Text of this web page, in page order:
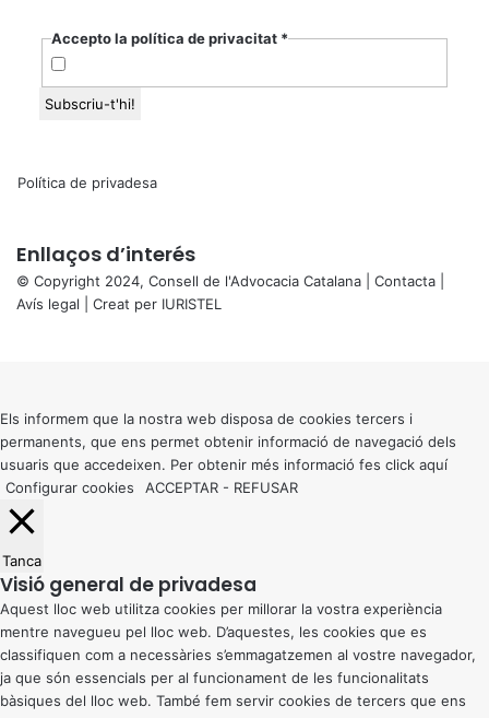
Accepto la política de privacitat *
Política de privadesa
Enllaços d’interés
© Copyright 2024, Consell de l'Advocacia Catalana | Contacta
Avís legal | Creat per IURISTEL
button
Els informem que la nostra web disposa de cookies tercers i
permanents, que ens permet obtenir informació de navegació dels
usuaris que accedeixen. Per obtenir més informació fes click aquí
Configurar cookies
ACCEPTAR - REFUSAR
Tanca
Visió general de privadesa
Aquest lloc web utilitza cookies per millorar la vostra experiència
mentre navegueu pel lloc web. D’aquestes, les cookies que es
classifiquen com a necessàries s’emmagatzemen al vostre navegador,
ja que són essencials per al funcionament de les funcionalitats
bàsiques del lloc web. També fem servir cookies de tercers que ens